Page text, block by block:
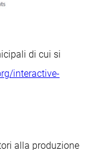
di cui si
interactive-
alla produzione